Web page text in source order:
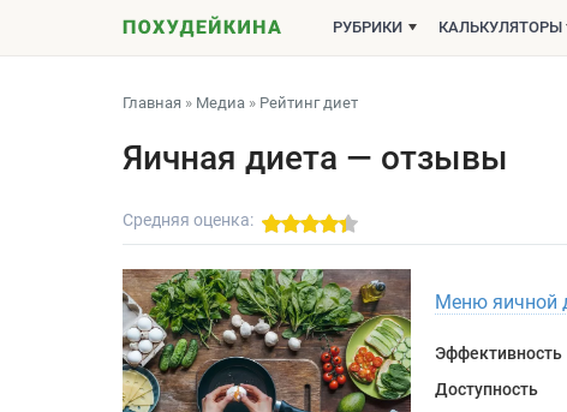
РУБРИКИ КАЛЬКУЛЯТОРЫ
Главная » Медиа » Рейтинг диет
Яичная диета — отзывы
Средняя оценка:
Меню яичной
Эффективность
Доступность